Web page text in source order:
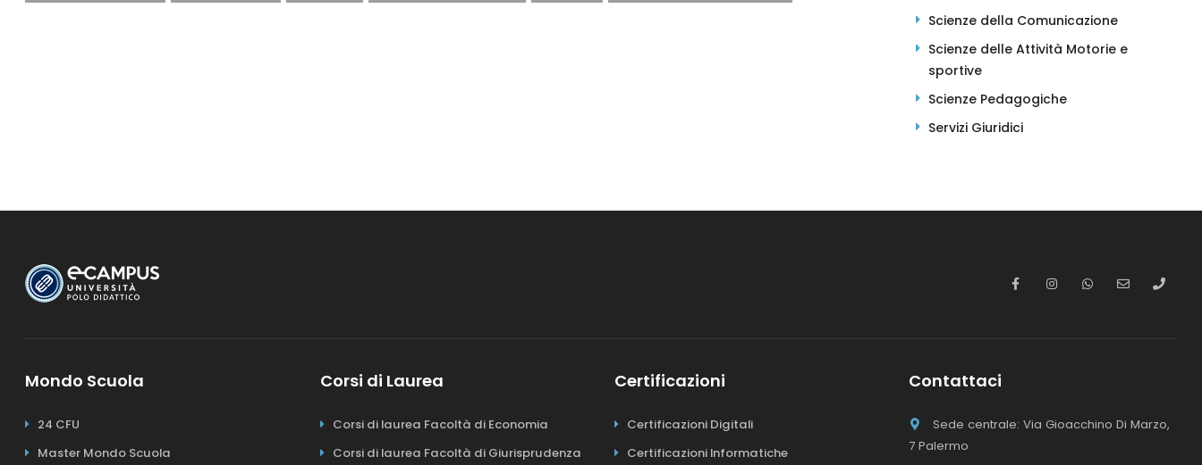
Scienze della Comunicazione
Scienze delle Attività Motorie e
sportive
Scienze Pedagogiche
Servizi Giuridici
Mondo Scuola
24 CFU
Master Mondo Scuola
Corsi di Laurea
Corsi di laurea Facoltà di Economia
Corsi di laurea Facoltà di Giurisprudenza
Certificazioni
Certificazioni Digitali
Certificazioni Informatiche
Contattaci
Sede centrale: Via Gioacchino Di Marzo,
7 Palermo